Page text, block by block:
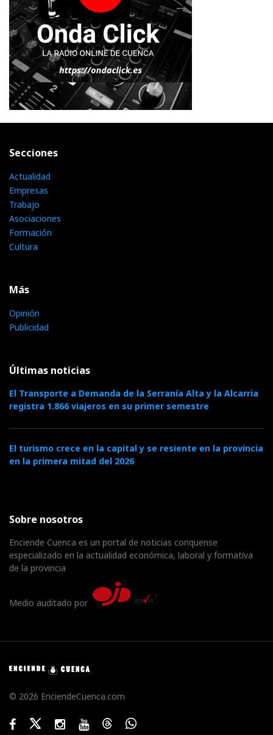
Secciones
Actualidad
Empresas
Trabajo
Asociaciones
Formación
Cultura
Más
Opinión
Publicidad
Últimas noticias
El Transporte a Demanda de la Serranía Alta y la Alcarria
registra 1.866 viajeros en su primer semestre
El turismo crece en la capital y se resiente en la provincia
en la primera mitad del 2026
Sobre nosotros
Enciende Cuenca es un portal de noticias conquense
especializado en la actualidad económica, laboral y formativa
de la provincia
Medio auditado por
© 2026 EnciendeCuenca.com
FacebookTwitterInstagramYoutubeThreadsWhatsApp